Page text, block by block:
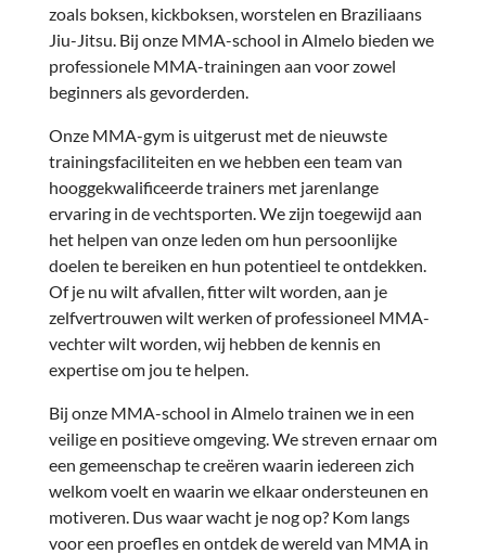
zoals boksen, kickboksen, worstelen en Braziliaans
Jiu-Jitsu. Bij onze MMA-school in Almelo bieden we
professionele MMA-trainingen aan voor zowel
beginners als gevorderden.
Onze MMA-gym is uitgerust met de nieuwste
trainingsfaciliteiten en we hebben een team van
hooggekwalificeerde trainers met jarenlange
ervaring in de vechtsporten. We zijn toegewijd aan
het helpen van onze leden om hun persoonlijke
doelen te bereiken en hun potentieel te ontdekken.
Of je nu wilt afvallen, fitter wilt worden, aan je
zelfvertrouwen wilt werken of professioneel MMA-
vechter wilt worden, wij hebben de kennis en
expertise om jou te helpen.
Bij onze MMA-school in Almelo trainen we in een
veilige en positieve omgeving. We streven ernaar om
een gemeenschap te creëren waarin iedereen zich
welkom voelt en waarin we elkaar ondersteunen en
motiveren. Dus waar wacht je nog op? Kom langs
voor een proefles en ontdek de wereld van MMA in